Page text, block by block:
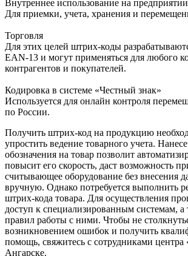
Внутреннее использование на предприятии
Для приемки, учета, хранения и
Торговля
Для этих целей штрих-коды
EAN-13 и могут применяться для любого
контрагентов и покупателей.
Кодировка в системе «Честный знак»
Используется для онлайн контроля
по России.
Получить штрих-код на продукцию
упростить ведение товарного учета.
обозначения на товар позволит
повысит его скорость, даст возможность
считывающее оборудование без внесения
вручную. Однако потребуется выполнить
штрих-кода товара. Для осуществления
доступ к специализированным системам,
правил работы с ними. Чтобы не
возникновением ошибок и получить
помощь, свяжитесь с сотрудниками
Ангарске.